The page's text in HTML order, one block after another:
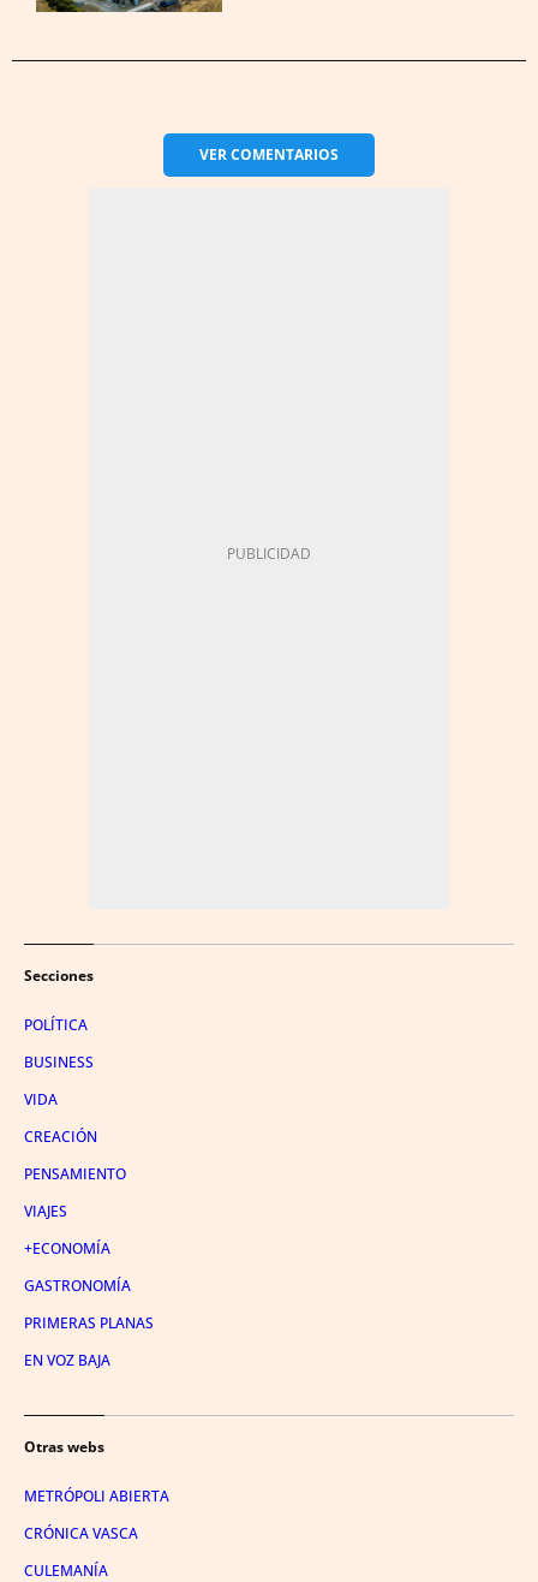
VERCOMENTARIOS
Secciones
POLÍTICA
BUSINESS
VIDA
CREACIÓN
PENSAMIENTO
VIAJES
+ECONOMÍA
GASTRONOMÍA
PRIMERAS PLANAS
EN VOZ BAJA
Otras webs
METRÓPOLI ABIERTA
CRÓNICA VASCA
CULEMANÍA